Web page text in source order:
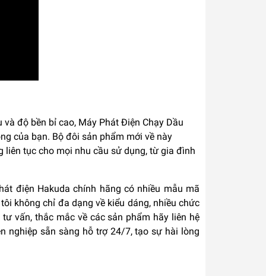
độ bền bỉ cao, Máy Phát Điện Chạy Dầu
của bạn. Bộ đôi sản phẩm mới về này
tục cho mọi nhu cầu sử dụng, từ gia đình
điện Hakuda chính hãng có nhiều mẫu mã
không chỉ đa dạng về kiểu dáng, nhiều chức
vấn, thắc mắc về các sản phẩm hãy liên hệ
nghiệp sẵn sàng hỗ trợ 24/7, tạo sự hài lòng